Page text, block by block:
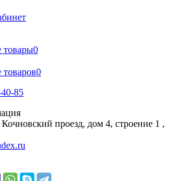
товары0
0
85
проезд, дом 4, строение 1 ,